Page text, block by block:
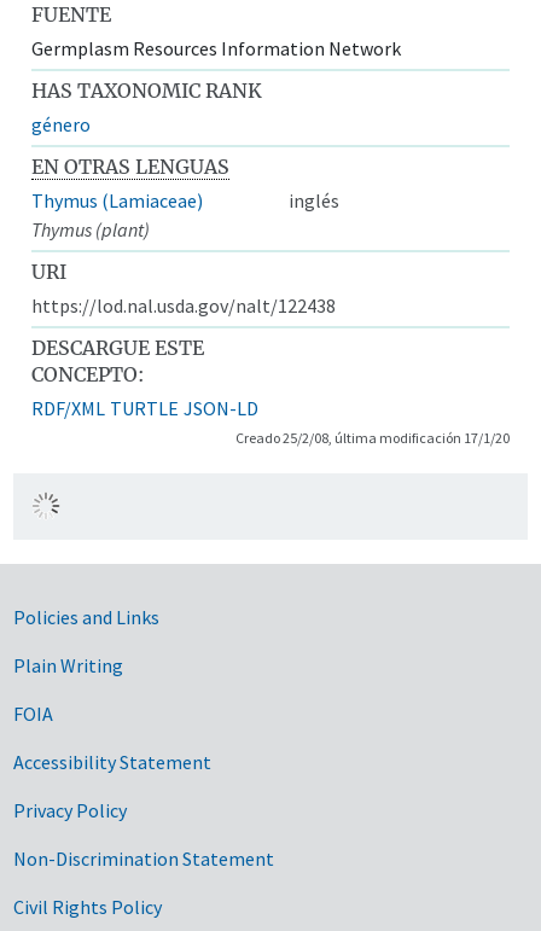
FUENTE
Germplasm Resources Information Network
HAS TAXONOMIC RANK
género
EN OTRAS LENGUAS
Thymus (Lamiaceae)
inglés
Thymus (plant)
URI
https://lod.nal.usda.gov/nalt/122438
DESCARGUE ESTE
CONCEPTO:
RDF/XML TURTLE JSON-LD
Creado 25/2/08, última modificación 17/1/20
Government Links
Policies and Links
Plain Writing
FOIA
Accessibility Statement
Privacy Policy
Non-Discrimination Statement
Civil Rights Policy